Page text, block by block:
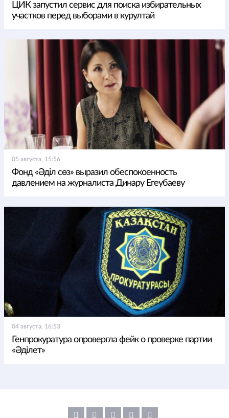
ЦИК запустил сервис для поиска избирательных
участков перед выборами в курултай
05 августа, 15:56
Фонд «Әділ сөз» выразил обеспокоенность
давлением на журналиста Динару Егеубаеву
04 августа, 16:53
Генпрокуратура опровергла фейк о проверке партии
«Әділет»